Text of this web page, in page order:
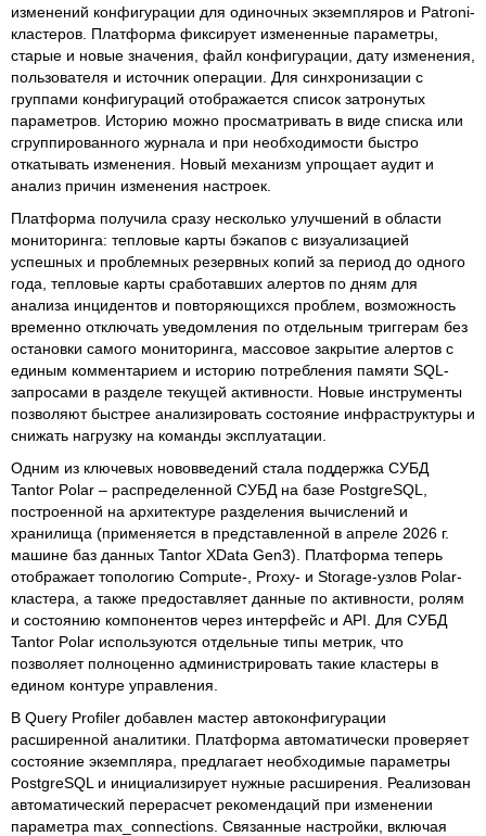
изменений конфигурации для одиночных экземпляров и Patroni-
кластеров. Платформа фиксирует измененные параметры,
старые и новые значения, файл конфигурации, дату изменения,
пользователя и источник операции. Для синхронизации с
группами конфигураций отображается список затронутых
параметров. Историю можно просматривать в виде списка или
сгруппированного журнала и при необходимости быстро
откатывать изменения. Новый механизм упрощает аудит и
анализ причин изменения настроек.
Платформа получила сразу несколько улучшений в области
мониторинга: тепловые карты бэкапов с визуализацией
успешных и проблемных резервных копий за период до одного
года, тепловые карты сработавших алертов по дням для
анализа инцидентов и повторяющихся проблем, возможность
временно отключать уведомления по отдельным триггерам без
остановки самого мониторинга, массовое закрытие алертов с
единым комментарием и историю потребления памяти SQL-
запросами в разделе текущей активности. Новые инструменты
позволяют быстрее анализировать состояние инфраструктуры и
снижать нагрузку на команды эксплуатации.
Одним из ключевых нововведений стала поддержка СУБД
Tantor Polar – распределенной СУБД на базе PostgreSQL,
построенной на архитектуре разделения вычислений и
хранилища (применяется в представленной в апреле 2026 г.
машине баз данных Tantor XData Gen3). Платформа теперь
отображает топологию Compute-, Proxy- и Storage-узлов Polar-
кластера, а также предоставляет данные по активности, ролям
и состоянию компонентов через интерфейс и API. Для СУБД
Tantor Polar используются отдельные типы метрик, что
позволяет полноценно администрировать такие кластеры в
едином контуре управления.
В Query Profiler добавлен мастер автоконфигурации
расширенной аналитики. Платформа автоматически проверяет
состояние экземпляра, предлагает необходимые параметры
PostgreSQL и инициализирует нужные расширения. Реализован
автоматический перерасчет рекомендаций при изменении
параметра max_connections. Связанные настройки, включая